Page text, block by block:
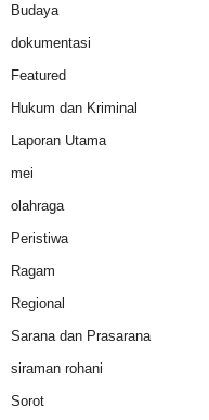
Budaya
dokumentasi
Featured
Hukum dan Kriminal
Laporan Utama
mei
olahraga
Peristiwa
Ragam
Regional
Sarana dan Prasarana
siraman rohani
Sorot